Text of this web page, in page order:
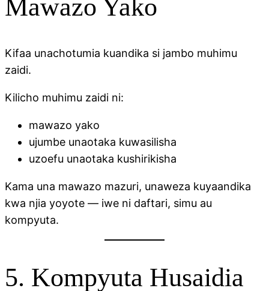
Mawazo Yako
Kifaa unachotumia kuandika si jambo muhimu
zaidi.
Kilicho muhimu zaidi ni:
mawazo yako
ujumbe unaotaka kuwasilisha
uzoefu unaotaka kushirikisha
Kama una mawazo mazuri, unaweza kuyaandika
kwa njia yoyote — iwe ni daftari, simu au
kompyuta.
5. Kompyuta Husaidia